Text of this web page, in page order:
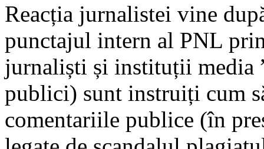
Reacția jurnalistei vine
punctajul intern al PNL
jurnaliști și instituții media
publici) sunt instruiți cum
comentariile publice (în